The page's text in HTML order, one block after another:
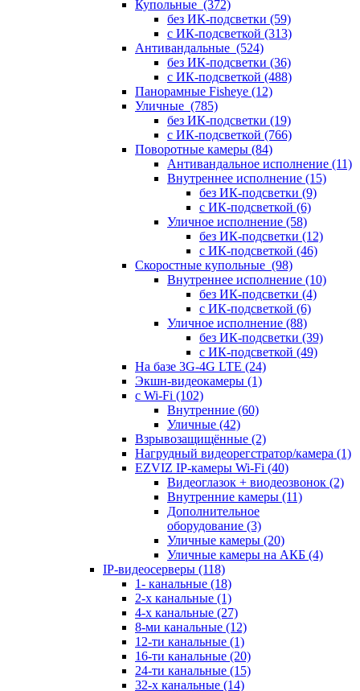
Купольные (372)
без ИК-подсветки (59)
с ИК-подсветкой (313)
Антивандальные (524)
без ИК-подсветки (36)
с ИК-подсветкой (488)
Панорамные Fisheye (12)
Уличные (785)
без ИК-подсветки (19)
с ИК-подсветкой (766)
Поворотные камеры (84)
Антивандальное исполнение (11)
Внутреннее исполнение (15)
без ИК-подсветки (9)
с ИК-подсветкой (6)
Уличное исполнение (58)
без ИК-подсветки (12)
с ИК-подсветкой (46)
Скоростные купольные (98)
Внутреннее исполнение (10)
без ИК-подсветки (4)
с ИК-подсветкой (6)
Уличное исполнение (88)
без ИК-подсветки (39)
с ИК-подсветкой (49)
На базе 3G-4G LTE (24)
Экшн-видеокамеры (1)
с Wi-Fi (102)
Внутренние (60)
Уличные (42)
Взрывозащищённые (2)
Нагрудный видеорегстратор/камера (1)
EZVIZ IP-камеры Wi-Fi (40)
Видеоглазок + виодеозвонок (2)
Внутренние камеры (11)
Дополнительное
оборудование (3)
Уличные камеры (20)
Уличные камеры на АКБ (4)
IP-видеосерверы (118)
1- канальные (18)
2-х канальные (1)
4-х канальные (27)
8-ми канальные (12)
12-ти канальные (1)
16-ти канальные (20)
24-ти канальные (15)
32-х канальные (14)